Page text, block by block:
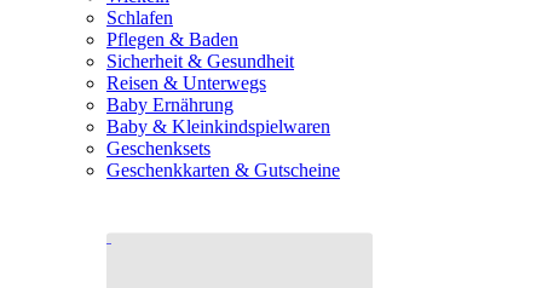
Schlafen
Pflegen & Baden
Sicherheit & Gesundheit
Reisen & Unterwegs
Baby Ernährung
Baby & Kleinkindspielwaren
Geschenksets
Geschenkkarten & Gutscheine